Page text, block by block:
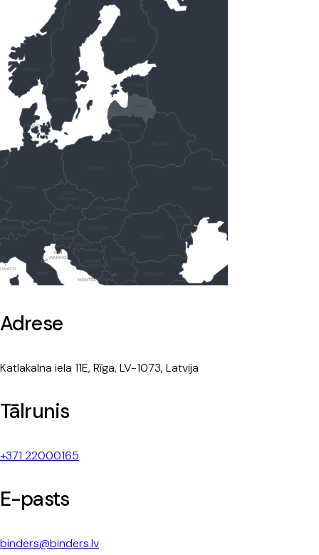
Adrese
Katlakalna iela 11E, Rīga, LV-1073, Latvija
Tālrunis
+371 22000165
E-pasts
binders@binders.lv